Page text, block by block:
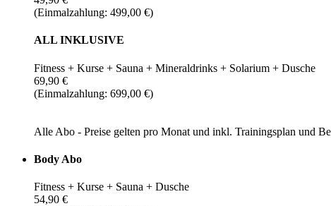
(Einmalzahlung: 499,00 €)
ALL INKLUSIVE
Fitness + Kurse + Sauna + Mineraldrinks + Solarium + Dusche
69,90 €
(Einmalzahlung: 699,00 €)
Alle Abo - Preise gelten pro Monat und inkl. Trainingsplan und
Body Abo
Fitness + Kurse + Sauna + Dusche
54,90 €